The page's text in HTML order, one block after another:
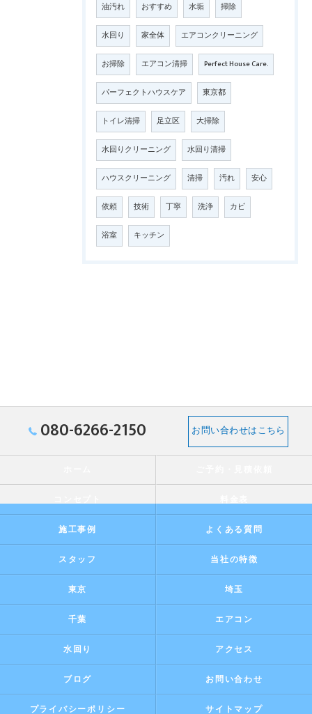
油汚れ おすすめ 水垢 掃除
水回り 家全体 エアコンクリーニング
お掃除 エアコン清掃 Perfect House Care.
パーフェクトハウスケア 東京都
トイレ清掃 足立区 大掃除
水回りクリーニング 水回り清掃
ハウスクリーニング 清掃 汚れ 安心
依頼 技術 丁寧 洗浄 カビ
浴室 キッチン
080-6266-2150 お問い合わせはこちら
施工事例 よくある質問
スタッフ 当社の特徴
東京 埼玉
千葉 エアコン
水回り アクセス
ブログ お問い合わせ
プライバシーポリシー サイトマップ